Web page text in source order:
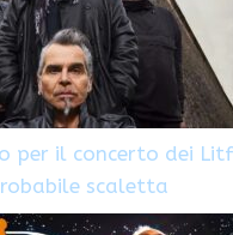
per il concerto dei
scaletta